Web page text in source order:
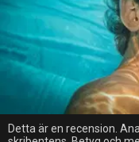
Detta är en recension.